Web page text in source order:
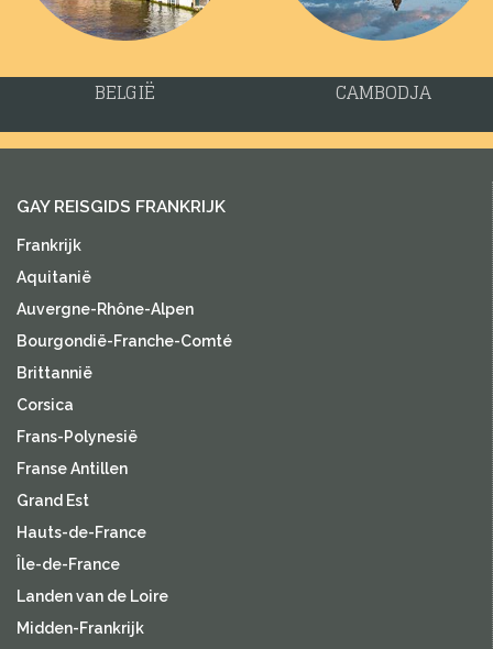
BELGIË CAMBODJA
GAY REISGIDS FRANKRIJK
Frankrijk
Aquitanië
Auvergne-Rhône-Alpen
Bourgondië-Franche-Comté
Brittannië
Corsica
Frans-Polynesië
Franse Antillen
Grand Est
Hauts-de-France
Île-de-France
Landen van de Loire
Midden-Frankrijk